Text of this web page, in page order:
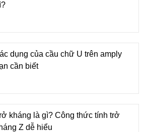
dụng của cầu chữ U trên amply
cần biết
kháng là gì? Công thức tính trở
Z dễ hiểu